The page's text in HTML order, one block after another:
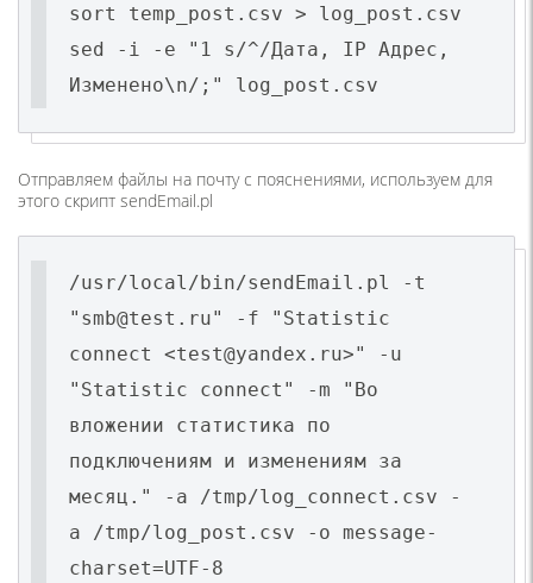
sort temp_post.csv > log_post.csv
sed -i -e "1 s/^/Дата, IP Адрес,
Изменено\n/;" log_post.csv
Отправляем файлы на почту с пояснениями, используем для
этого скрипт sendEmail.pl
/usr/local/bin/sendEmail.pl -t
"smb@test.ru" -f "Statistic
connect <test@yandex.ru>" -u
"Statistic connect" -m "Во
вложении статистика по
подключениям и изменениям за
месяц." -a /tmp/log_connect.csv -
a /tmp/log_post.csv -o message-
charset=UTF-8